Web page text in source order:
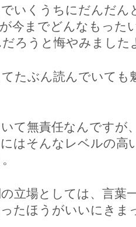
いくうちにだんだん
今までどんなもった
ろうと悔やみました
たぶん読んでいても
て無責任なんですが
はそんなレベルの高
立場としては、言葉
たほうがいいにきま